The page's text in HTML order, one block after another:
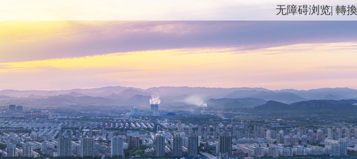
无障碍浏览| 轉